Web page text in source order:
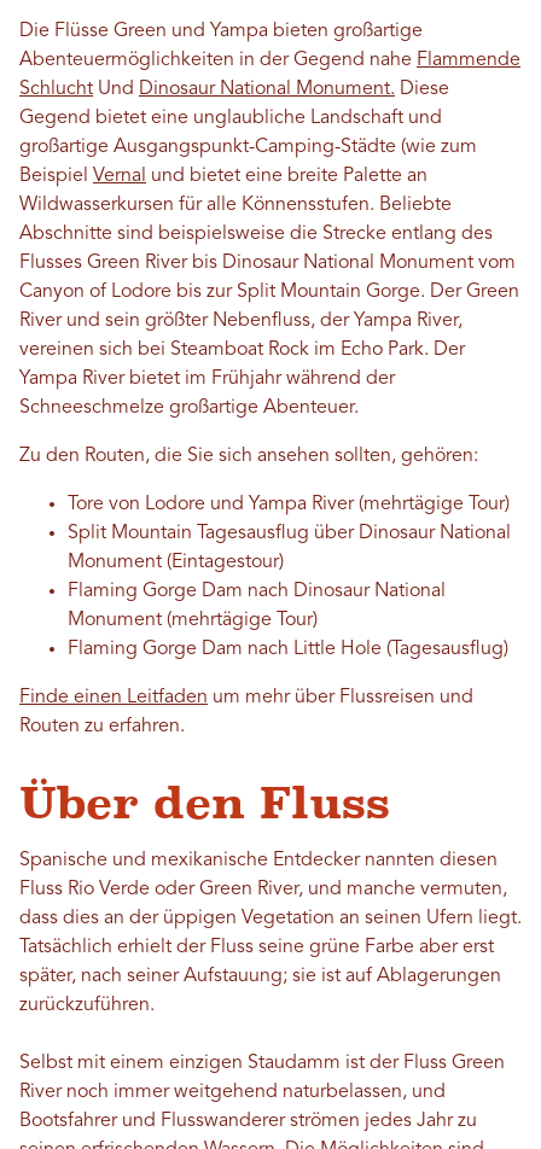
Die Flüsse Green und Yampa bieten großartige
Abenteuermöglichkeiten in der Gegend nahe Flammende
Schlucht Und Dinosaur National Monument. Diese
Gegend bietet eine unglaubliche Landschaft und
großartige Ausgangspunkt-Camping-Städte (wie zum
Beispiel Vernal
und bietet eine breite Palette an
Wildwasserkursen für alle Könnensstufen. Beliebte
Abschnitte sind beispielsweise die Strecke entlang des
Flusses Green River bis Dinosaur National Monument vom
Canyon of Lodore bis zur Split Mountain Gorge. Der Green
River und sein größter Nebenfluss, der Yampa River,
vereinen sich bei Steamboat Rock im Echo Park. Der
Yampa River bietet im Frühjahr während der
Schneeschmelze großartige Abenteuer.
Zu den Routen, die Sie sich ansehen sollten, gehören:
Tore von Lodore und Yampa River (mehrtägige Tour)
Split Mountain Tagesausflug über Dinosaur National
Monument (Eintagestour)
Flaming Gorge Dam nach Dinosaur National
Monument (mehrtägige Tour)
Flaming Gorge Dam nach Little Hole (Tagesausflug)
Finde einen Leitfaden um mehr über Flussreisen und
Routen zu erfahren.
Über den Fluss
Spanische und mexikanische Entdecker nannten diesen
Fluss Rio Verde oder Green River, und manche vermuten,
dass dies an der üppigen Vegetation an seinen Ufern liegt.
Tatsächlich erhielt der Fluss seine grüne Farbe aber erst
später, nach seiner Aufstauung; sie ist auf Ablagerungen
zurückzuführen.
Selbst mit einem einzigen Staudamm ist der Fluss Green
River noch immer weitgehend naturbelassen, und
Bootsfahrer und Flusswanderer strömen jedes Jahr zu